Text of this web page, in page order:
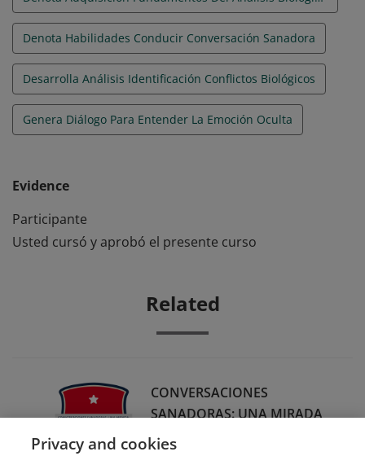
Denota Habilidades Conducir Conversación Sanadora
Desarrolla Análisis Identificación Conflictos Biológicos
Genera Diálogo Para Entender La Emoción Oculta
Evidence
Participante
Usted cursó y aprobó el presente curso
Related
CONVERSACIONES
SANADORAS: UNA MIRADA
DESDE EL ANÁLISIS
Privacy and cookies